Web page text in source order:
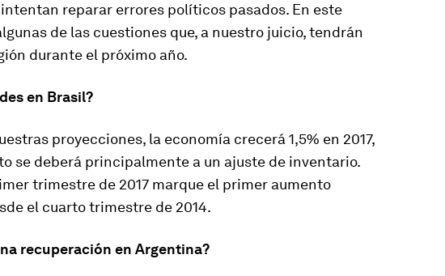
reparar errores políticos pasados. En este
de las cuestiones que, a nuestro juicio, tendrán
durante el próximo año.
en Brasil?
proyecciones, la economía crecerá 1,5% en 2017,
se deberá principalmente a un ajuste de inventario.
trimestre de 2017 marque el primer aumento
el cuarto trimestre de 2014.
recuperación en Argentina?